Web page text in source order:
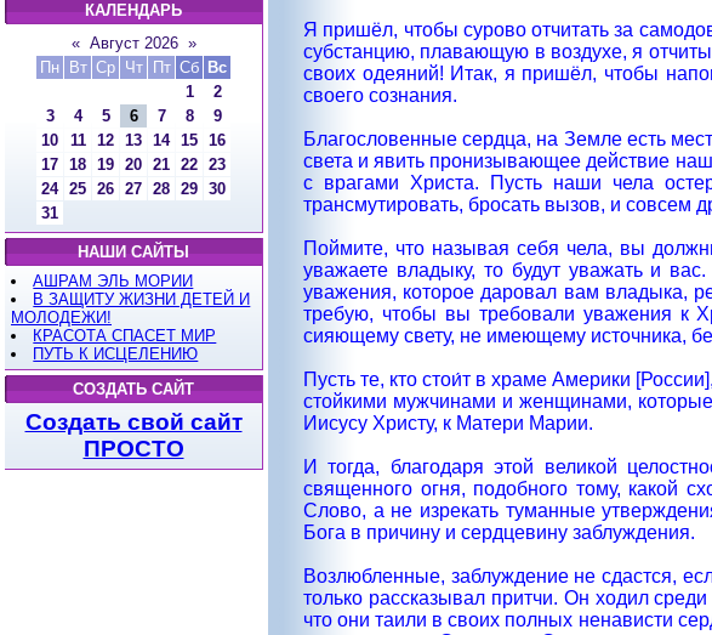
КАЛЕНДАРЬ
« Август 2026 »
Пн
Вт Ср Чт Пт Сб Вс
1
2
3
4 5 6 7 8
9
10
11 12 13 14 15 16
17 18 19 20 21 22 23
24 25 26 27 28 29 30
31
НАШИ САЙТЫ
АШРАМ ЭЛЬ МОРИИ
В ЗАЩИТУ ЖИЗНИ ДЕТЕЙ И
МОЛОДЕЖИ!
КРАСОТА СПАСЕТ МИР
ПУТЬ К ИСЦЕЛЕНИЮ
СОЗДАТЬ САЙТ
Создать свой сайт
ПРОСТО
Я пришёл, чтобы сурово отчитать за
субстанцию, плавающую в воздухе, я
своих одеяний! Итак, я пришёл, чтобы
своего сознания.
Благословенные сердца, на Земле есть
света и явить пронизывающее действие
с врагами Христа. Пусть наши чела
трансмутировать, бросать вызов, и совсем
Поймите, что называя себя чела, вы
уважаете владыку, то будут уважать и
уважения, которое даровал вам владыка,
требую, чтобы вы требовали уважения к
сияющему свету, не имеющему источника,
Пусть те, кто стои́т в храме Америки
стойкими мужчинами и женщинами,
Иисусу Христу, к Матери Марии.
И тогда, благодаря этой великой
священного огня, подобного тому, какой
Слово, а не изрекать туманные
Бога в причину и сердцевину заблуждения.
Возлюбленные, заблуждение не сдастся,
только рассказывал притчи. Он ходил
что они таили в своих полных ненависти